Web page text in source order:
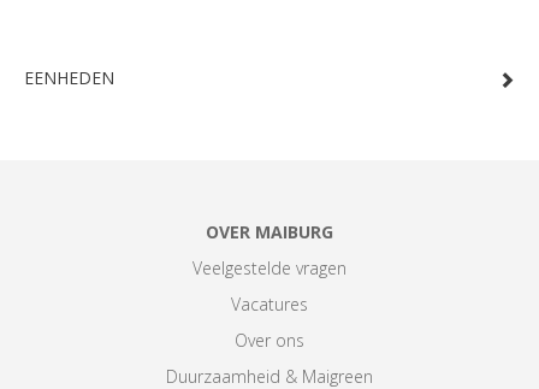
EENHEDEN
OVER MAIBURG
Veelgestelde vragen
Vacatures
Over ons
Duurzaamheid & Maigreen